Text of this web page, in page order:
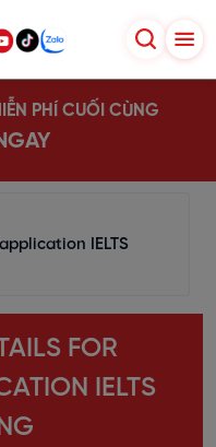
PHÍ CUỐI CÙNG
IELTS
FOR
IELTS